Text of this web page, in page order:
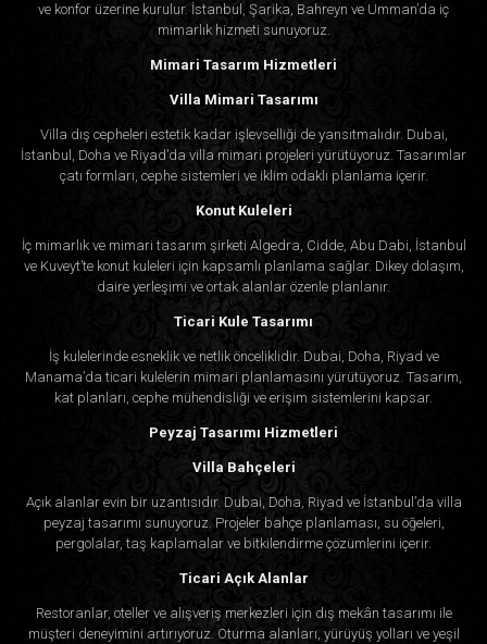
ve konfor üzerine kurulur. İstanbul, Şarika, Bahreyn ve Umman’da iç
mimarlık hizmeti sunuyoruz.
Mimari Tasarım Hizmetleri
Villa Mimari Tasarımı
Villa dış cepheleri estetik kadar işlevselliği de yansıtmalıdır. Dubai,
İstanbul, Doha ve Riyad’da villa mimari projeleri yürütüyoruz. Tasarımlar
çatı formları, cephe sistemleri ve iklim odaklı planlama içerir.
Konut Kuleleri
İç mimarlık ve mimari tasarım şirketi Algedra, Cidde, Abu Dabi, İstanbul
ve Kuveyt’te konut kuleleri için kapsamlı planlama sağlar. Dikey dolaşım,
daire yerleşimi ve ortak alanlar özenle planlanır.
Ticari Kule Tasarımı
İş kulelerinde esneklik ve netlik önceliklidir. Dubai, Doha, Riyad ve
Manama’da ticari kulelerin mimari planlamasını yürütüyoruz. Tasarım,
kat planları, cephe mühendisliği ve erişim sistemlerini kapsar.
Peyzaj Tasarımı Hizmetleri
Villa Bahçeleri
Açık alanlar evin bir uzantısıdır. Dubai, Doha, Riyad ve İstanbul’da villa
peyzaj tasarımı sunuyoruz. Projeler bahçe planlaması, su öğeleri,
pergolalar, taş kaplamalar ve bitkilendirme çözümlerini içerir.
Ticari Açık Alanlar
Restoranlar, oteller ve alışveriş merkezleri için dış mekân tasarımı ile
müşteri deneyimini artırıyoruz. Oturma alanları, yürüyüş yolları ve yeşil